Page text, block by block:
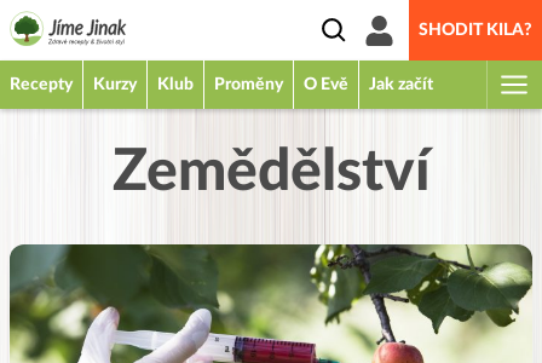
SHODIT KILA?
Recepty Kurzy Klub Proměny O Evě Jak začít
Zemědělství